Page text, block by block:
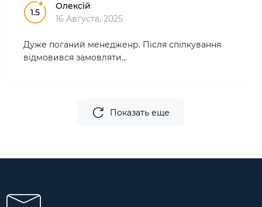
1.5
Олексій
16 Августа, 2025
Дуже поганий менедженр. Після спілкування
відмовився замовляти...
Показать еще